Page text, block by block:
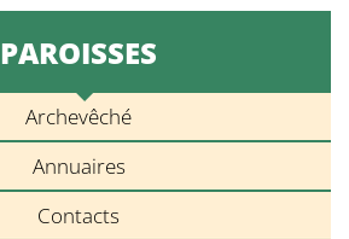
PAROISSES
Archevêché
Annuaires
Contacts